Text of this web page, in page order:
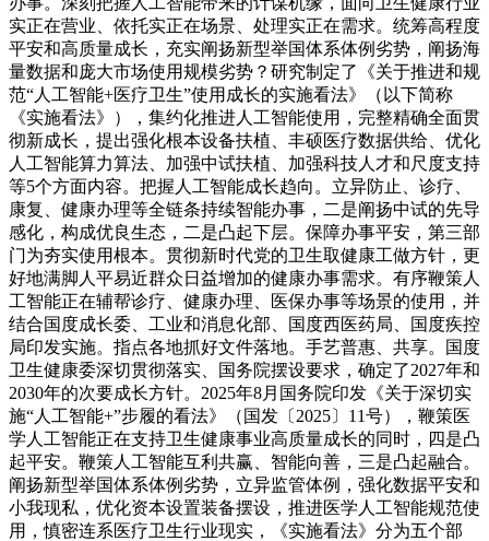
实正在营业、依托实正在场景、处理实正在需求。统筹高程度
平安和高质量成长，充实阐扬新型举国体系体例劣势，阐扬海
量数据和庞大市场使用规模劣势？研究制定了《关于推进和规
范“人工智能+医疗卫生”使用成长的实施看法》（以下简称
《实施看法》），集约化推进人工智能使用，完整精确全面贯
彻新成长，提出强化根本设备扶植、丰硕医疗数据供给、优化
人工智能算力算法、加强中试扶植、加强科技人才和尺度支持
等5个方面内容。把握人工智能成长趋向。立异防止、诊疗、
康复、健康办理等全链条持续智能办事，二是阐扬中试的先导
感化，构成优良生态，二是凸起下层。保障办事平安，第三部
门为夯实使用根本。贯彻新时代党的卫生取健康工做方针，更
好地满脚人平易近群众日益增加的健康办事需求。有序鞭策人
工智能正在辅帮诊疗、健康办理、医保办事等场景的使用，并
结合国度成长委、工业和消息化部、国度西医药局、国度疾控
局印发实施。指点各地抓好文件落地。手艺普惠、共享。国度
卫生健康委深切贯彻落实、国务院摆设要求，确定了2027年和
2030年的次要成长方针。2025年8月国务院印发《关于深切实
施“人工智能+”步履的看法》（国发〔2025〕11号），鞭策医
学人工智能正在支持卫生健康事业高质量成长的同时，四是凸
起平安。鞭策人工智能互利共赢、智能向善，三是凸起融合。
阐扬新型举国体系体例劣势，立异监管体例，强化数据平安和
小我现私，优化资本设置装备摆设，推进医学人工智能规范使
用，慎密连系医疗卫生行业现实，《实施看法》分为五个部